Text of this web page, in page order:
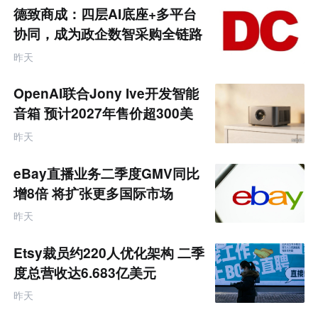
商
产
业
互
联
网
德致商成：四层AI底座+多平台
协同，成为政企数智采购全链路
服务商
昨天
OpenAI联合Jony Ive开发智能
音箱 预计2027年售价超300美
元
昨天
eBay直播业务二季度GMV同比
增8倍 将扩张更多国际市场
昨天
Etsy裁员约220人优化架构 二季
度总营收达6.683亿美元
昨天